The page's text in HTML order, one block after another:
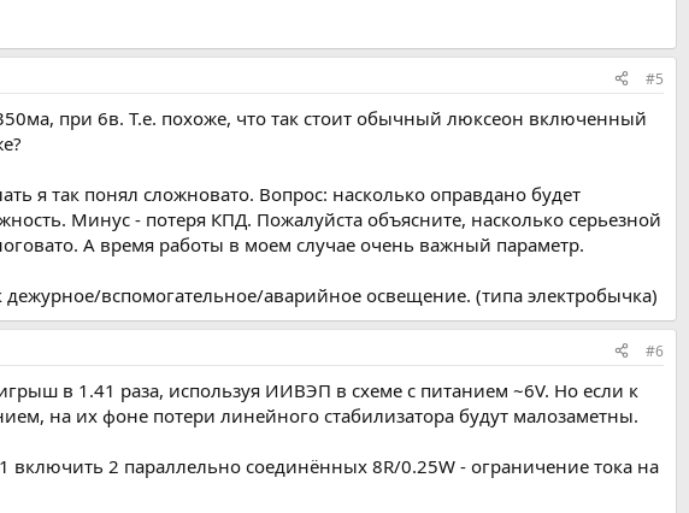
#5
при 6в. Т.е. похоже, что так стоит обычный люксеон включенный
я так понял сложновато. Вопрос: насколько оправдано будет
Минус - потеря КПД. Пожалуйста объясните, насколько серьезной
А время работы в моем случае очень важный параметр.
вспомогательное/аварийное освещение. (типа электробычка)
#6
в 1.41 раза, используя ИИВЭП в схеме с питанием ~6V. Но если к
на их фоне потери линейного стабилизатора будут малозаметны.
включить 2 параллельно соединённых 8R/0.25W - ограничение тока на